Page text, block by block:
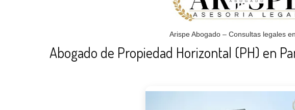
Arispe Abogado – Consultas legales
Abogado de Propiedad Horizontal (PH) en